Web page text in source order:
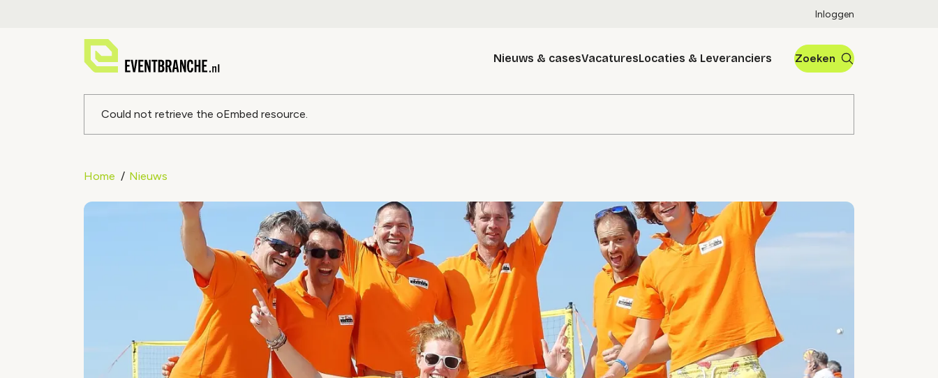
Inloggen
Nieuws & casesVacaturesLocaties & Leveranciers Zoeken
Foutmelding
Could not retrieve the oEmbed resource.
Home Nieuws